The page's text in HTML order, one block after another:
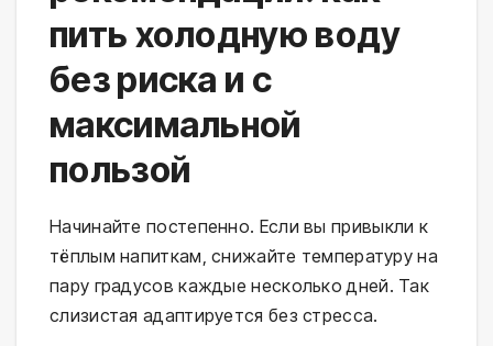
пить холодную воду
без риска и с
максимальной
пользой
Начинайте постепенно. Если вы привыкли к
тёплым напиткам, снижайте температуру на
пару градусов каждые несколько дней. Так
слизистая адаптируется без стресса.